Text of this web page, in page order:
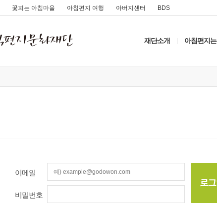
꽃피는 아침마을 아침편지 여행 아버지센터 BDS
재단소개 아침편지는
이메일
비밀번호